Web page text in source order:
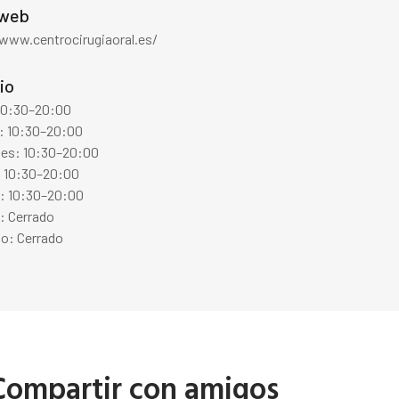
10:30–20:00
10:30–20:00
10:30–20:00
Cerrado
Cerrado
con amigos